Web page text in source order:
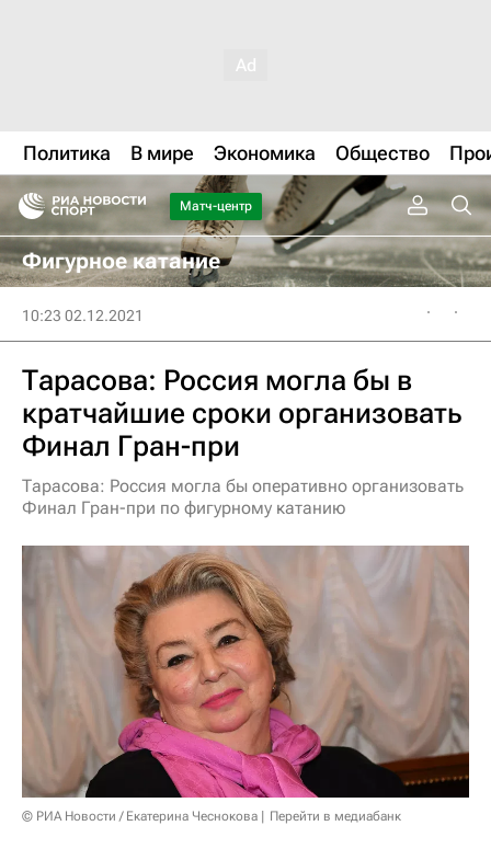
Политика В мире Экономика Общество
Матч-центр
Фигурное катание
10:23 02.12.2021
Тарасова: Россия могла бы в
кратчайшие сроки организовать
Финал Гран-при
Тарасова: Россия могла бы оперативно организовать
Финал Гран-при по фигурному катанию
© РИА Новости / Екатерина Чеснокова Перейти в медиабанк